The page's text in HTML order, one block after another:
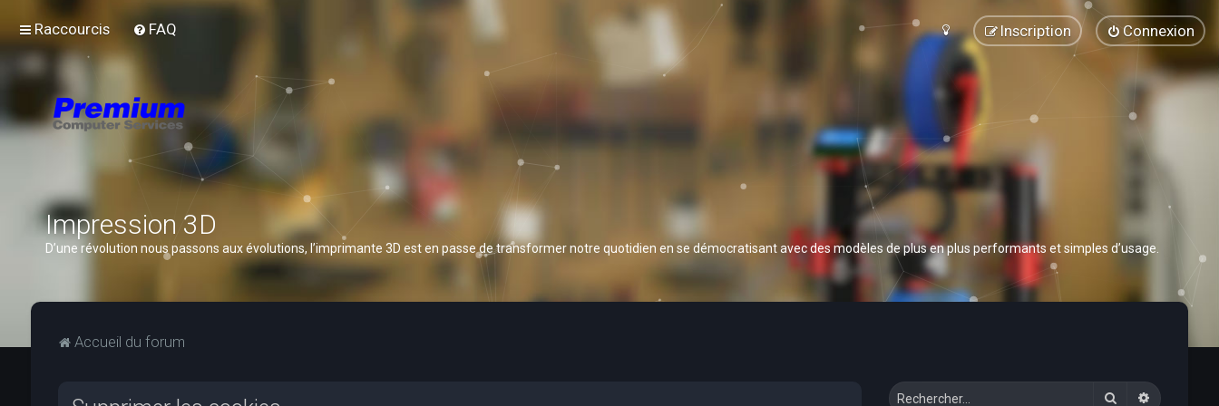
Raccourcis FAQ Connexion
Inscription
Impression 3D
D’une révolution nous passons aux évolutions, l’imprimante 3D est en passe de transformer notre quotidien en se démocratisant avec des modèles de plus en plus performants et simples d’usage.
Accueil du forum
Rechercher